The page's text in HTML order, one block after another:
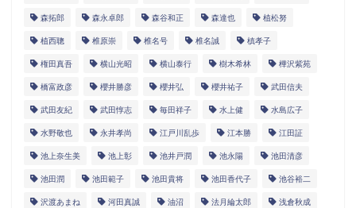
森拓郎 森永卓郎 森谷和正 森達也 植松努
植西聰 椎原崇 椎名号 椎名誠 槙孝子
権田真吾 横山光昭 横山泰行 樹木希林 樺沢紫苑
橋富政彦 櫻井勝彦 櫻井弘 櫻井祐子 武田信夫
武田友紀 武田惇志 毎田祥子 水上健 水島広子
水野敬也 永井孝尚 江戸川乱歩 江本勝 江田証
池上奈生美 池上彰 池井戸潤 池永陽 池田清彦
池田潤 池田範子 池田貴将 池田香代子 池谷裕二
沢渡あまね 河田真誠 油沼 法月綸太郎 浅倉秋成